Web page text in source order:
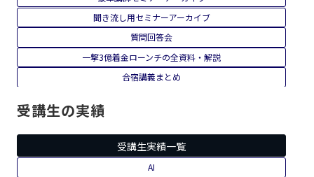
聞き流し用セミナーアーカイブ
質問回答会
一撃3億着金ローンチの全資料・解説
合宿講義まとめ
受講生の実績
受講生実績一覧
AI